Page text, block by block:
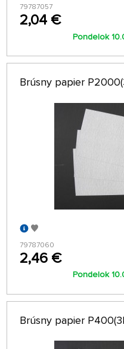
79787057
2,04 €
Pondelok
Brúsny papier
79787060
2,46 €
Pondelok
Brúsny papier